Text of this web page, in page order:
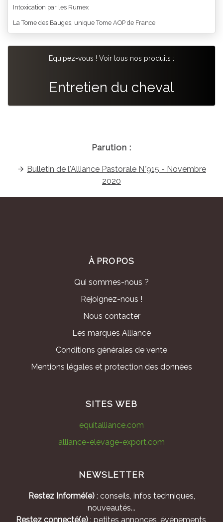
Intoxication par les Rumex
La Tome des Bauges, unique Tome AOP de France
Equipez-vous ! Voir tous nos produits :
Entretien du cheval
Parution :
Bulletin de l'Alliance Pastorale N°915 - Novembre
2020
À PROPOS
Qui sommes-nous ?
Rejoignez-nous !
Nous contacter
Les marques Alliance
Conditions générales de vente
Mentions légales et protection des données
SITES WEB
equitalliance.com
alliance-elevage-export.com
NEWSLETTER
Restez Informé(e): conseils, infos techniques,
nouveautés...
Restez connecté(e): petites annonces, événements,